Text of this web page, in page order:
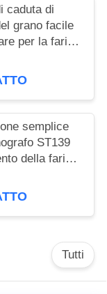
caduta di
grano facile
per la farina
e la farina
semplice
ST139
della farina
di reologia
Tutti